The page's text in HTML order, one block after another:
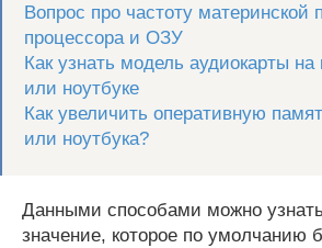
Вопрос про частоту материнской
процессора и ОЗУ
Как узнать модель аудиокарты
или ноутбуке
Как увеличить оперативную
или ноутбука?
Данными способами можно
значение, которое по умолчанию